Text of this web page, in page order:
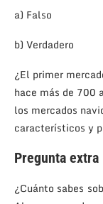
a) Falso
b) Verdadero
¿El primer
hace más de 700
los mercados
característicos y
Pregunta extra
¿Cuánto sabes